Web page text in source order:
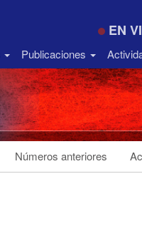
EN
Publicaciones
Números anteriores